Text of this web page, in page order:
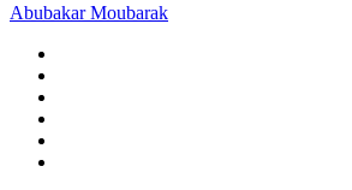
Abubakar Moubarak